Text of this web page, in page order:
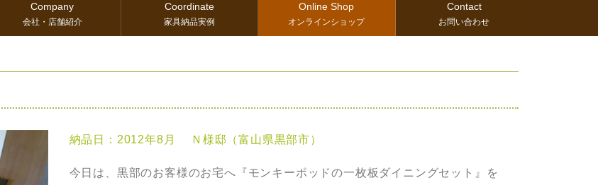
Company
会社・店舗紹介
Coordinate
家具納品実例
Online Shop
オンラインショップ
Contact
お問い合わせ
納品日：2012年8月 Ｎ様邸（富山県黒部市）
今日は、黒部のお客様のお宅へ『モンキーポッドの一枚板ダイニングセット』を